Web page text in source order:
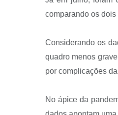
comparando os
Considerando os
quadro menos
por complicações
No ápice da